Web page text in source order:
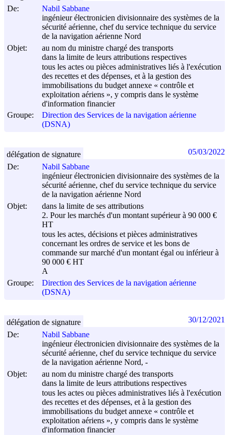
De:
Nabil Sabbane
ingénieur électronicien divisionnaire des systèmes de la
sécurité aérienne, chef du service technique du service
de la navigation aérienne Nord
Objet:
au nom du ministre chargé des transports
dans la limite de leurs attributions respectives
tous les actes ou pièces administratives liés à l'exécution
des recettes et des dépenses, et à la gestion des
immobilisations du budget annexe « contrôle et
exploitation aériens », y compris dans le système
d'information financier
Groupe:
Direction des Services de la navigation aérienne
(DSNA)
De:
Nabil Sabbane
ingénieur électronicien divisionnaire des systèmes de la
sécurité aérienne, chef du service technique du service
de la navigation aérienne Nord
Objet:
dans la limite de ses attributions
2. Pour les marchés d'un montant supérieur à 90 000 €
HT
tous les actes, décisions et pièces administratives
concernant les ordres de service et les bons de
commande sur marché d'un montant égal ou inférieur à
90 000 € HT
A
Groupe:
Direction des Services de la navigation aérienne
(DSNA)
délégation de signature 05/03/2022
De:
Nabil Sabbane
ingénieur électronicien divisionnaire des systèmes de la
sécurité aérienne, chef du service technique du service
de la navigation aérienne Nord, -
Objet:
au nom du ministre chargé des transports
dans la limite de leurs attributions respectives
tous les actes ou pièces administratives liés à l'exécution
des recettes et des dépenses, et à la gestion des
immobilisations du budget annexe « contrôle et
exploitation aériens », y compris dans le système
d'information financier
délégation de signature 30/12/2021